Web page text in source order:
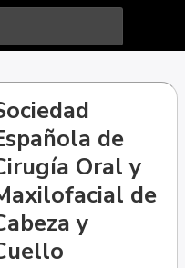
de
Oral y
de
y